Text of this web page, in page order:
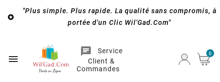

"Plus simple. Plus rapide. La qualité sans compromis, à
portée d'un Clic Wil'Gad.Com"

chat
Service
Client &
Commandes
0